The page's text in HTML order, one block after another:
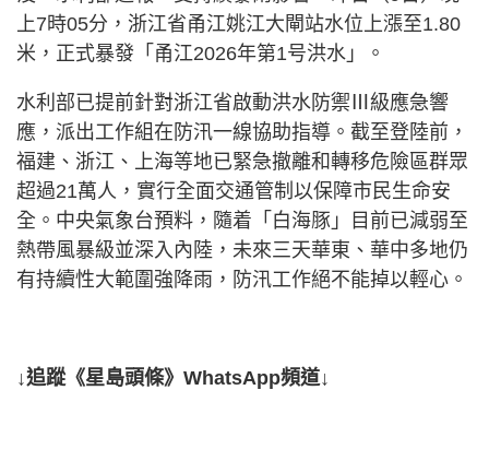
上7時05分，浙江省甬江姚江大閘站水位上漲至1.80
米，正式暴發「甬江2026年第1号洪水」。
水利部已提前針對浙江省啟動洪水防禦Ⅲ級應急響
應，派出工作組在防汛一線協助指導。截至登陸前，
福建、浙江、上海等地已緊急撤離和轉移危險區群眾
超過21萬人，實行全面交通管制以保障市民生命安
全。中央氣象台預料，隨着「白海豚」目前已減弱至
熱帶風暴級並深入內陸，未來三天華東、華中多地仍
有持續性大範圍強降雨，防汛工作絕不能掉以輕心。
↓追蹤《星島頭條》WhatsApp頻道↓